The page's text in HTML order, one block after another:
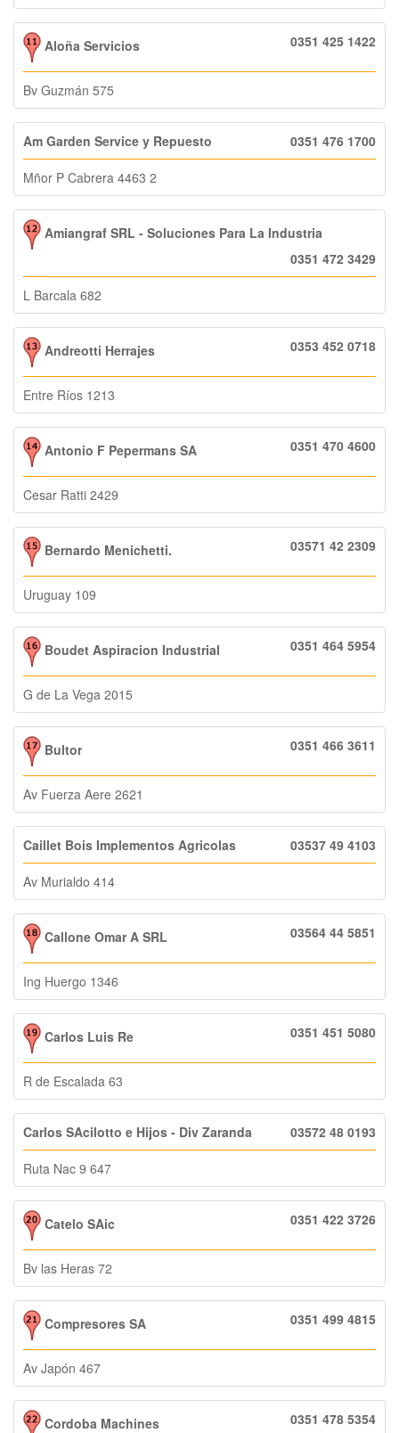
Aloña Servicios 0351 425 1422
Bv Guzmán 575
Am Garden Service y Repuesto 0351 476 1700
Mñor P Cabrera 4463 2
Amiangraf SRL - Soluciones Para La Industria
0351 472 3429
L Barcala 682
Andreotti Herrajes 0353 452 0718
Entre Ríos 1213
Antonio F Pepermans SA 0351 470 4600
Cesar Ratti 2429
Bernardo Menichetti. 03571 42 2309
Uruguay 109
Boudet Aspiracion Industrial 0351 464 5954
G de La Vega 2015
Bultor 0351 466 3611
Av Fuerza Aere 2621
Caillet Bois Implementos Agricolas 03537 49 4103
Av Murialdo 414
Callone Omar A SRL 03564 44 5851
Ing Huergo 1346
Carlos Luis Re 0351 451 5080
R de Escalada 63
Carlos SAcilotto e Hijos - Div Zaranda 03572 48 0193
Ruta Nac 9 647
Catelo SAic 0351 422 3726
Bv las Heras 72
Compresores SA 0351 499 4815
Av Japón 467
Cordoba Machines 0351 478 5354